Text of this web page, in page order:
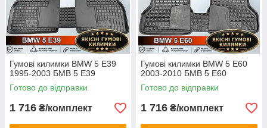
Гумові килимки BMW 5 E39
1995-2003 БМВ 5 Е39
Готово до відправки
1 716 ₴/комплект
Гумові килимки BMW 5 E60
2003-2010 БМВ 5 Е60
Готово до відправки
1 716 ₴/комплект